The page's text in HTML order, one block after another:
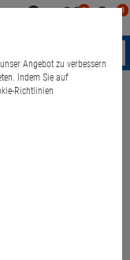
0 0
i5
2011
Angebot zu verbessern
Indem Sie auf
Richtlinien